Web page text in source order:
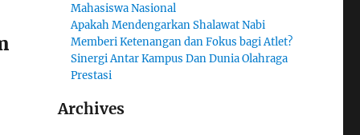
Mahasiswa Nasional
Apakah Mendengarkan Shalawat Nabi
Memberi Ketenangan dan Fokus bagi Atlet?
Sinergi Antar Kampus Dan Dunia Olahraga
Prestasi
Archives